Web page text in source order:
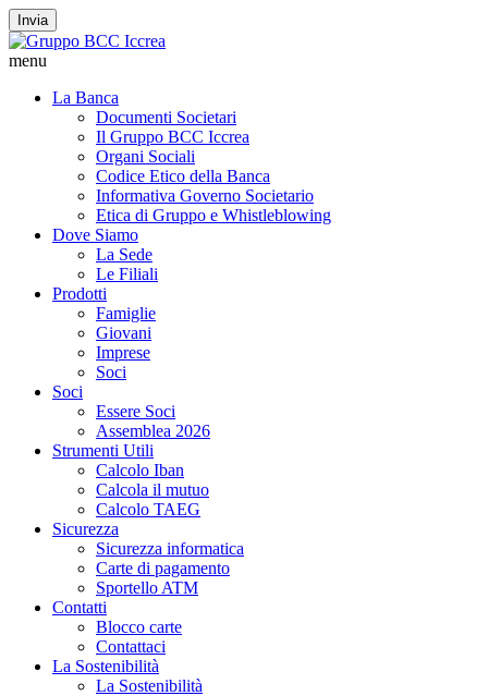
Invia
menu
La Banca
Documenti Societari
Il Gruppo BCC Iccrea
Organi Sociali
Codice Etico della Banca
Informativa Governo Societario
Etica di Gruppo e Whistleblowing
Dove Siamo
La Sede
Le Filiali
Prodotti
Famiglie
Giovani
Imprese
Soci
Soci
Essere Soci
Assemblea 2026
Strumenti Utili
Calcolo Iban
Calcola il mutuo
Calcolo TAEG
Sicurezza
Sicurezza informatica
Carte di pagamento
Sportello ATM
Contatti
Blocco carte
Contattaci
La Sostenibilità
La Sostenibilità